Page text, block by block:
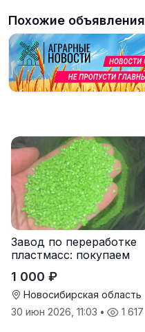
Похожие объявления
Завод по переработке
пластмасс: покупаем
паллет и поддонов
1 000 ₽
Новосибирская область
30 июн 2026, 11:03 • 1 617